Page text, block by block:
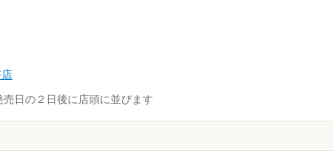
店
日の２日後に店頭に並びます